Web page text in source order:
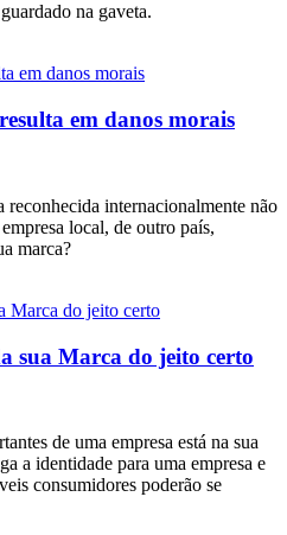
na gaveta.
em danos morais
reconhecida internacionalmente não
local, de outro país,
marca?
sua Marca do jeito certo
de uma empresa está na sua
a identidade para uma empresa e
consumidores poderão se